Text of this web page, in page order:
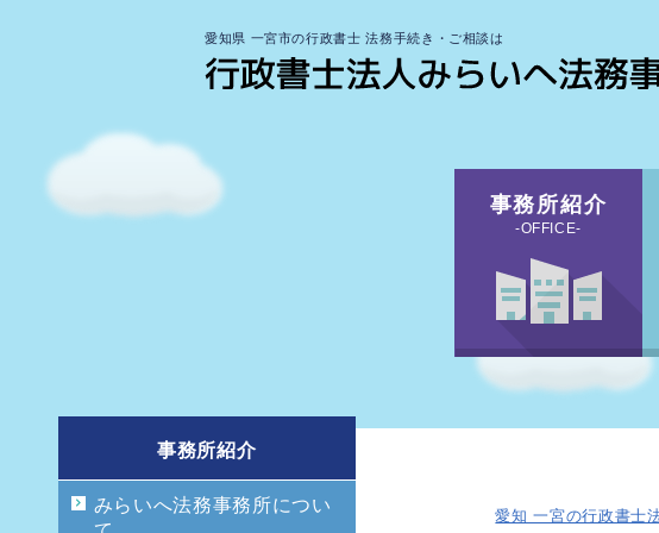
愛知県 一宮市の行政書士 法務手続き・ご相談は
事務所紹介
-OFFICE-
愛知 一宮の行政書士
事務所紹介
みらいへ法務事務所につい